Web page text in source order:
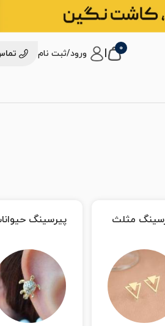
0 ورود/ثبت نام
پیرسینگ حیوانات